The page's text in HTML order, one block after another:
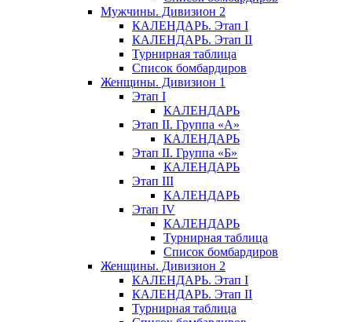
Мужчины. Дивизион 2
КАЛЕНДАРЬ. Этап I
КАЛЕНДАРЬ. Этап II
Турнирная таблица
Список бомбардиров
Женщины. Дивизион 1
Этап I
КАЛЕНДАРЬ
Этап II. Группа «А»
КАЛЕНДАРЬ
Этап II. Группа «Б»
КАЛЕНДАРЬ
Этап III
КАЛЕНДАРЬ
Этап IV
КАЛЕНДАРЬ
Турнирная таблица
Список бомбардиров
Женщины. Дивизион 2
КАЛЕНДАРЬ. Этап I
КАЛЕНДАРЬ. Этап II
Турнирная таблица